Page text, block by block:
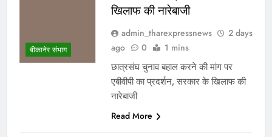
बीकानेर संभाग
खिलाफ की नारेबाजी
admin_tharexpressnews
2 days
ago
0 1 mins
छात्रसंघ चुनाव बहाल करने की मांग पर
एबीवीपी का प्रदर्शन, सरकार के खिलाफ की
नारेबाजी
Read More